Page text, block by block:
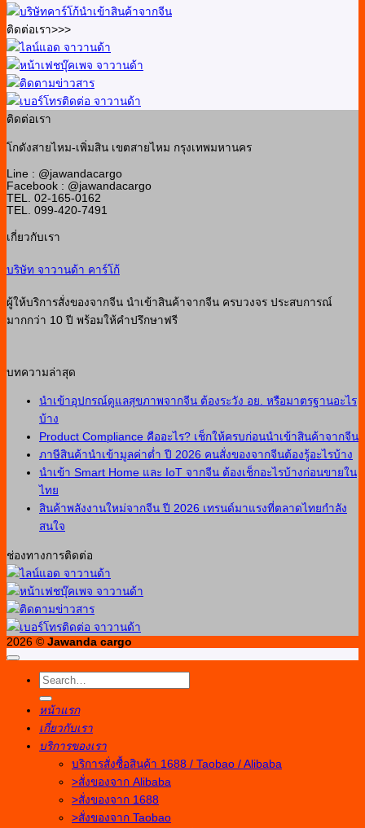
ติดต่อเรา>>>
ติดต่อเรา
โกดังสายไหม-เพิ่มสิน เขตสายไหม กรุงเทพมหานคร
Line : @jawandacargo
Facebook : @jawandacargo
TEL. 02-165-0162
TEL. 099-420-7491
เกี่ยวกับเรา
บริษัท จาวานด้า คาร์โก้
ผู้ให้บริการสั่งของจากจีน นำเข้าสินค้าจากจีน ครบวงจร ประสบการณ์
มากกว่า 10 ปี พร้อมให้คำปรึกษาฟรี
บทความล่าสุด
นำเข้าอุปกรณ์ดูแลสุขภาพจากจีน ต้องระวัง อย. หรือมาตรฐานอะไร
บ้าง
Product Compliance คืออะไร? เช็กให้ครบก่อนนำเข้าสินค้าจากจีน
ภาษีสินค้านำเข้ามูลค่าต่ำ ปี 2026 คนสั่งของจากจีนต้องรู้อะไรบ้าง
นำเข้า Smart Home และ IoT จากจีน ต้องเช็กอะไรบ้างก่อนขายใน
ไทย
สินค้าพลังงานใหม่จากจีน ปี 2026 เทรนด์มาแรงที่ตลาดไทยกำลัง
สนใจ
ช่องทางการติดต่อ
2026 © Jawanda cargo
หน้าแรก
เกี่ยวกับเรา
บริการของเรา
บริการสั่งซื้อสินค้า 1688 / Taobao / Alibaba
>สั่งของจาก Alibaba
>สั่งของจาก 1688
>สั่งของจาก Taobao